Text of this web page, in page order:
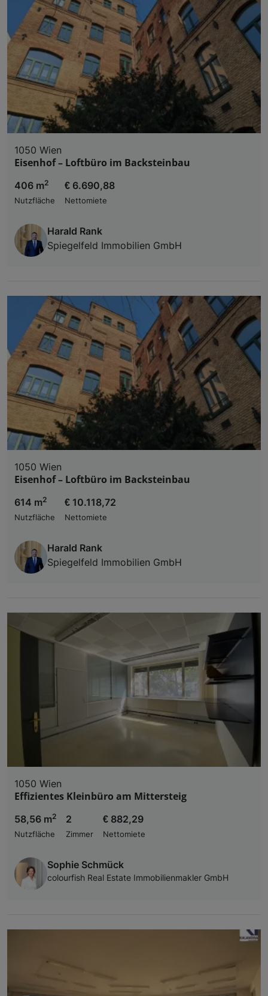
1050 Wien
Eisenhof – Loftbüro im Backsteinbau
406 m2
Nutzfläche
€ 6.690,88
Nettomiete
Harald Rank
Spiegelfeld Immobilien GmbH
1050 Wien
Eisenhof – Loftbüro im Backsteinbau
614 m2
Nutzfläche
€ 10.118,72
Nettomiete
Harald Rank
Spiegelfeld Immobilien GmbH
1050 Wien
Effizientes Kleinbüro am Mittersteig
58,56 m2
Nutzfläche
2
Zimmer
€ 882,29
Nettomiete
Sophie Schmück
colourfish Real Estate Immobilienmakler GmbH